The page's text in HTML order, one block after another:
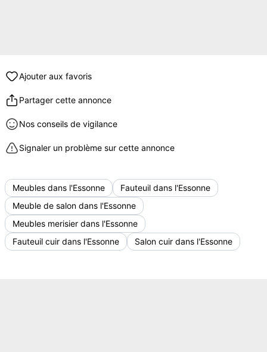
Ajouter aux favoris
Partager cette annonce
Nos conseils de vigilance
Signaler un problème sur cette annonce
Meubles dans l'Essonne
Fauteuil dans l'Essonne
Meuble de salon dans l'Essonne
Meubles merisier dans l'Essonne
Fauteuil cuir dans l'Essonne
Salon cuir dans l'Essonne